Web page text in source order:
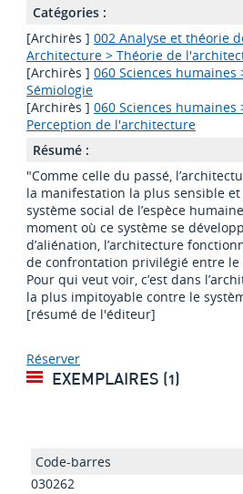
Catégories :
[Archirès ] 002 Analyse et théorie
Architecture > Théorie de
[Archirès ] 060 Sciences humaines
Sémiologie
[Archirès ] 060 Sciences humaines
Perception de l'architecture
Résumé :
"Comme celle du passé,
la manifestation la plus sensible
système social de l’espèce
moment où ce système se
d’aliénation, l’architecture
de confrontation privilégié entre le
Pour qui veut voir, c’est dans
la plus impitoyable contre le
[résumé de l'éditeur]
Réserver
EXEMPLAIRES (1)
030262